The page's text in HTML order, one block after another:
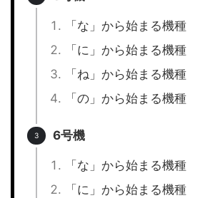
「な」から始まる機種
「に」から始まる機種
「ね」から始まる機種
「の」から始まる機種
6号機
「な」から始まる機種
「に」から始まる機種